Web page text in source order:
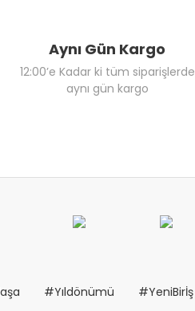
Aynı Gün Kargo
12:00’e Kadar ki tüm siparişlerde
aynı gün kargo
#Yıldönümü #YeniBirİş